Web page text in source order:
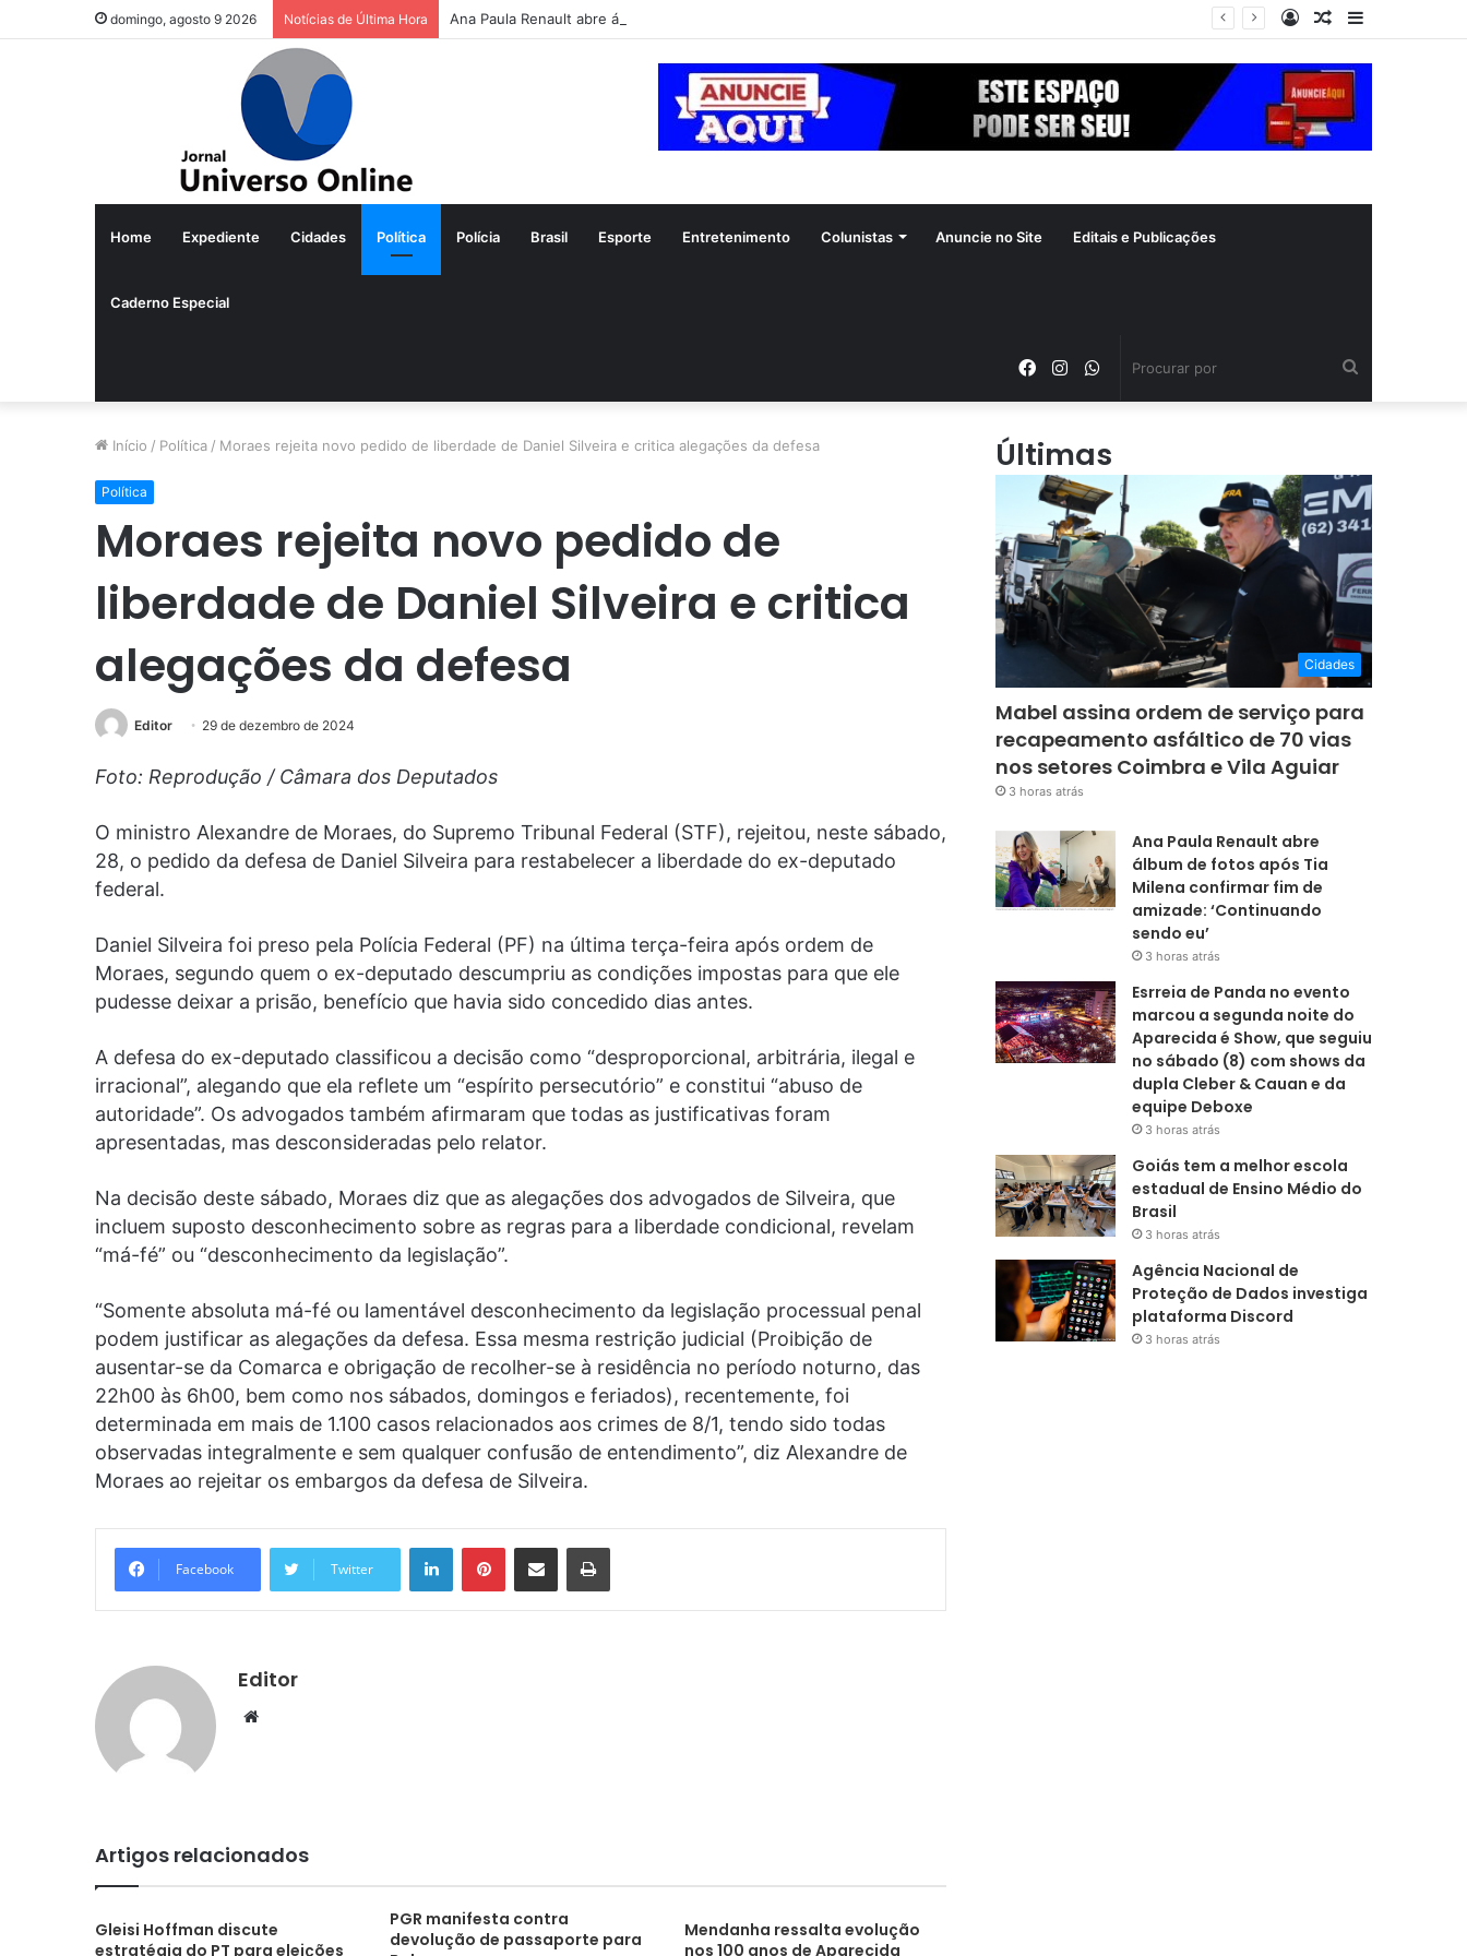
domingo, agosto 9 2026 Notícias de Última Hora Ana Paula Renault abre álbum de fotos após Tia Milena confirmar fim de amizade: ‘Continuando sendo eu’
Barra
Artigo
Entrar
Home Expediente Cidades Política Polícia Brasil Esporte Entretenimento Colunistas Anuncie no Site Editais e Publicações
Caderno Especial
WhatsApp
Instagram
Facebook
Início / Política / Moraes rejeita novo pedido de liberdade de Daniel Silveira e critica alegações da defesa
Política
Moraes rejeita novo pedido de
liberdade de Daniel Silveira e critica
alegações da defesa
Editor 29 de dezembro de 2024
Foto: Reprodução / Câmara dos Deputados
O ministro Alexandre de Moraes, do Supremo Tribunal Federal (STF), rejeitou, neste sábado,
28, o pedido da defesa de Daniel Silveira para restabelecer a liberdade do ex-deputado
federal.
Daniel Silveira foi preso pela Polícia Federal (PF) na última terça-feira após ordem de
Moraes, segundo quem o ex-deputado descumpriu as condições impostas para que ele
pudesse deixar a prisão, benefício que havia sido concedido dias antes.
A defesa do ex-deputado classificou a decisão como “desproporcional, arbitrária, ilegal e
irracional”, alegando que ela reflete um “espírito persecutório” e constitui “abuso de
autoridade”. Os advogados também afirmaram que todas as justificativas foram
apresentadas, mas desconsideradas pelo relator.
Na decisão deste sábado, Moraes diz que as alegações dos advogados de Silveira, que
incluem suposto desconhecimento sobre as regras para a liberdade condicional, revelam
“má-fé” ou “desconhecimento da legislação”.
“Somente absoluta má-fé ou lamentável desconhecimento da legislação processual penal
podem justificar as alegações da defesa. Essa mesma restrição judicial (Proibição de
ausentar-se da Comarca e obrigação de recolher-se à residência no período noturno, das
22h00 às 6h00, bem como nos sábados, domingos e feriados), recentemente, foi
determinada em mais de 1.100 casos relacionados aos crimes de 8/1, tendo sido todas
observadas integralmente e sem qualquer confusão de entendimento”, diz Alexandre de
Moraes ao rejeitar os embargos da defesa de Silveira.
Facebook Twitter
LinkedinPinterestCompartilhar via e-mail Imprimir
Editor
Website
Artigos relacionados
Gleisi Hoffman discute
estratégia do PT para eleições
PGR manifesta contra
devolução de passaporte para
Mendanha ressalta evolução
nos 100 anos de Aparecida
Últimas
Cidades
Mabel assina ordem de serviço para
recapeamento asfáltico de 70 vias
nos setores Coimbra e Vila Aguiar
3 horas atrás
Ana Paula Renault abre
álbum de fotos após Tia
Milena confirmar fim de
amizade: ‘Continuando
sendo eu’
3 horas atrás
Esrreia de Panda no evento
marcou a segunda noite do
Aparecida é Show, que seguiu
no sábado (8) com shows da
dupla Cleber & Cauan e da
equipe Deboxe
3 horas atrás
Goiás tem a melhor escola
estadual de Ensino Médio do
Brasil
3 horas atrás
Agência Nacional de
Proteção de Dados investiga
plataforma Discord
3 horas atrás